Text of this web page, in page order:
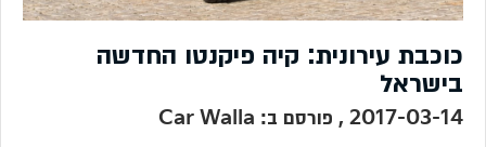
כוכבת עירונית: קיה פיקנטו החדשה
בישראל
2017-03-14 , פורסם ב: Car Walla